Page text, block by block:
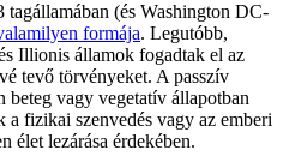
(és Washington DC-
formája. Legutóbb,
Illionis államok fogadtak el az
tevő törvényeket. A passzív
beteg vagy vegetatív állapotban
a fizikai szenvedés vagy az emberi
élet lezárása érdekében.